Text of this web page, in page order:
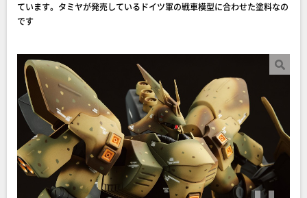
ています。タミヤが発売しているドイツ軍の戦車模型に合わせた塗料なの
です